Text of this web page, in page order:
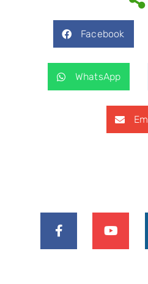
Facebook
WhatsApp